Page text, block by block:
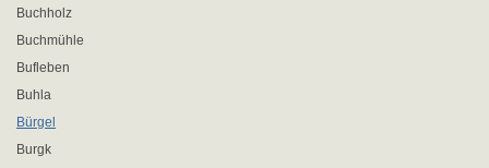
Buchholz
Buchmühle
Bufleben
Buhla
Bürgel
Burgk